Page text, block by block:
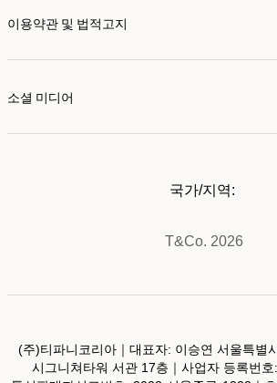
이용약관 및 법적고지
소셜 미디어
T&Co. 2026
국가/지역:
(주)티파니코리아｜대표자: 이승연 서울특별
시그니쳐타워 서관 17층｜사업자 등록번호: